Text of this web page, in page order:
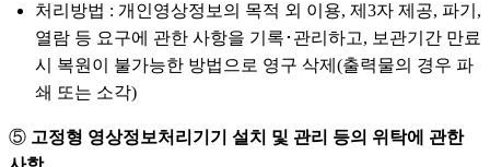
처리방법 : 개인영상정보의 목적 외 이용, 제3자 제공, 파기,
열람 등 요구에 관한 사항을 기록･관리하고, 보관기간 만료
시 복원이 불가능한 방법으로 영구 삭제(출력물의 경우 파
쇄 또는 소각)
⑤ 고정형 영상정보처리기기 설치 및 관리 등의 위탁에 관한